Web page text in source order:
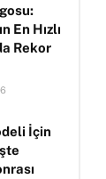
En Hızlı
Rekor
İçin